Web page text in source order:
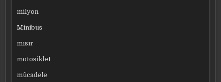
milyon
Minibüs
mısır
motosiklet
mücadele